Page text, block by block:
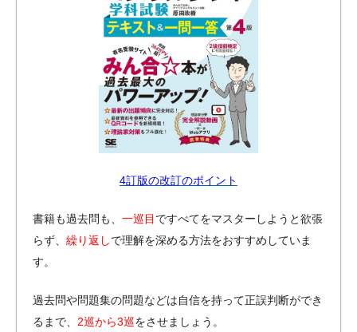
4訂版の改訂のポイント
書籍も過去問も、 一巡目ですべてをマスターしようと欲張
らず、 繰り返しで理解を深める方法をおすすめしていま
す。
過去問や問題集の問題などは自信を持って正誤判断ができ
るまで、 2巡から3巡をさせましょう。